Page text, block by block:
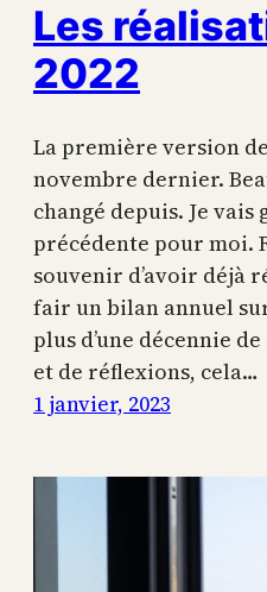
Les
2022
La première version
novembre dernier.
changé depuis. Je
précédente pour moi.
souvenir d’avoir déjà
fair un bilan annuel
plus d’une décennie
et de réflexions, cela…
1 janvier, 2023